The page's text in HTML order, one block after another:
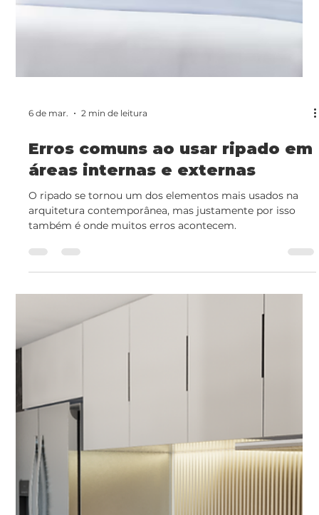
9 de mar. 2 min de leitura
ambientes com acabamento de
alto padrão
Ambientes de alto padrão não se destacam apenas pelo
design, mas pela coerência entre estética, material e
execução.